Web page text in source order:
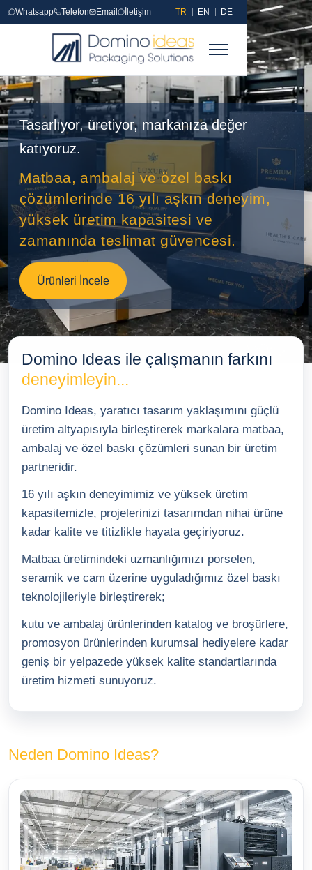
Whatsapp Telefon Email İletişim TR EN DE
Ana Sayfa
Referanslar
Matbaa Ürünleri
Sıvama
Sıvamalı Kutular
Endüstriyel Baskı
Baskılı Ürünler
TR EN DE
Tasarlıyor, üretiyor, markanıza değer
katıyoruz.
Matbaa, ambalaj ve özel baskı
çözümlerinde 16 yılı aşkın deneyim,
yüksek üretim kapasitesi ve
zamanında teslimat güvencesi.
Ürünleri İncele
Domino Ideas ile çalışmanın farkını
deneyimleyin...
Domino Ideas, yaratıcı tasarım yaklaşımını güçlü
üretim altyapısıyla birleştirerek markalara matbaa,
ambalaj ve özel baskı çözümleri sunan bir üretim
partneridir.
16 yılı aşkın deneyimimiz ve yüksek üretim
kapasitemizle, projelerinizi tasarımdan nihai ürüne
kadar kalite ve titizlikle hayata geçiriyoruz.
Matbaa üretimindeki uzmanlığımızı porselen,
seramik ve cam üzerine uyguladığımız özel baskı
teknolojileriyle birleştirerek;
kutu ve ambalaj ürünlerinden katalog ve broşürlere,
promosyon ürünlerinden kurumsal hediyelere kadar
geniş bir yelpazede yüksek kalite standartlarında
üretim hizmeti sunuyoruz.
Neden Domino Ideas?